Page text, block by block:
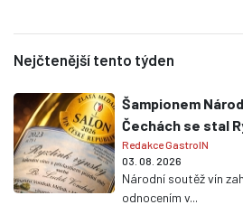
Nejčtenější tento týden
Šampionem
Čechách se stal
Redakce GastroIN
03. 08. 2026
Národní soutěž vín
odnocením v...